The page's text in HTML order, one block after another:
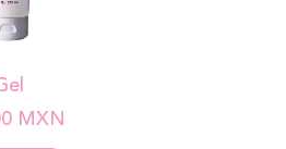
MXN